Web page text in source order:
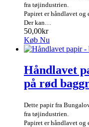
fra tøjindustrien.
Papiret er håndlavet
Der kan…
50,00kr
Køb Nu
Håndlavet
på rød
Dette papir fra
fra tøjindustrien.
Papiret er håndlavet og